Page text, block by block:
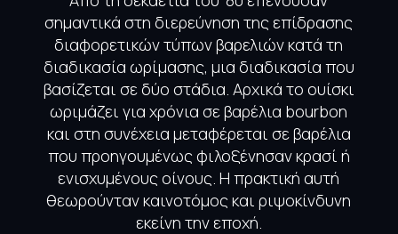
σημαντικά στη διερεύνηση της επίδρασης
διαφορετικών τύπων βαρελιών κατά τη
διαδικασία ωρίμασης, μια διαδικασία που
βασίζεται σε δύο στάδια. Αρχικά το ουίσκι
ωριμάζει για χρόνια σε βαρέλια bourbon
και στη συνέχεια μεταφέρεται σε βαρέλια
που προηγουμένως φιλοξένησαν κρασί ή
ενισχυμένους οίνους. Η πρακτική αυτή
θεωρούνταν καινοτόμος και ριψοκίνδυνη
εκείνη την εποχή.